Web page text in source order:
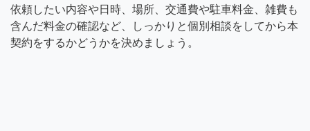
依頼したい内容や日時、場所、交通費や駐車料金、雑費も
含んだ料金の確認など、しっかりと個別相談をしてから本
契約をするかどうかを決めましょう。